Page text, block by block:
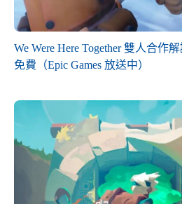
We Were Here Together 雙人合作
免費（Epic Games 放送中）